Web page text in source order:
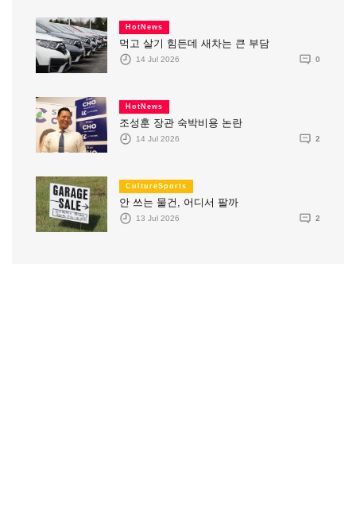
HotNews
먹고 살기 힘든데 새차는 큰 부담
14 Jul 2026 0
HotNews
조성훈 장관 숙박비용 논란
14 Jul 2026 2
CultureSports
안 쓰는 물건, 어디서 팔까
13 Jul 2026 2